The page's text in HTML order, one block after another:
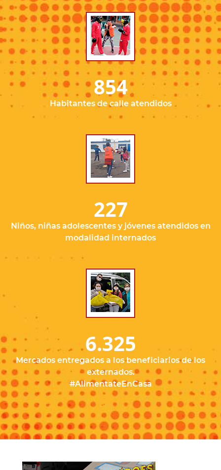
854
Habitantes de calle atendidos
227
Niños, niñas adolescentes y jóvenes atendidos en
modalidad internados
6.325
Mercados entregados a los beneficiarios de los
externados.
#AlimentateEnCasa